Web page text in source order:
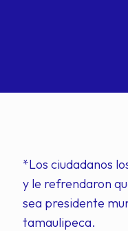
*Los ciudadanos
y le refrendaron
sea presidente
tamaulipeca.